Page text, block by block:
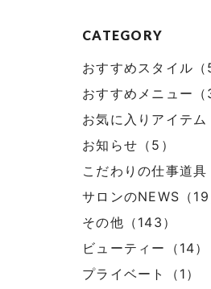
CATEGORY
おすすめスタイル（
おすすめメニュー（
お気に入りアイテム
お知らせ（5）
こだわりの仕事道具
サロンのNEWS（19
その他（143）
ビューティー（14）
プライベート（1）